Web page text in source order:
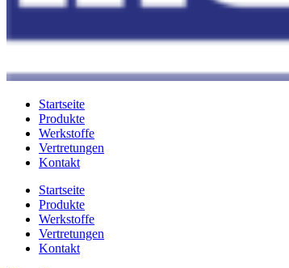
Startseite
Produkte
Werkstoffe
Vertretungen
Kontakt
Startseite
Produkte
Werkstoffe
Vertretungen
Kontakt